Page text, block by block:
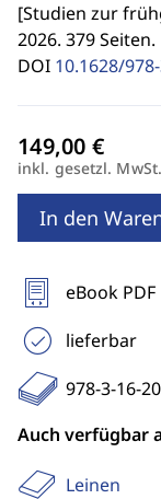
[Studien zur
2026. 379 Seiten.
DOI 10.1628/
inkl. gesetzl. MwSt.
In den
eBook PDF
lieferbar
978-3-16-
Auch verfügbar
Leinen